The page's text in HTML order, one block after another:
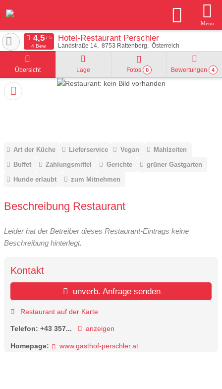
Menu
Hotel-Restaurant Perschler
Landstraße 14 8753 Rattenberg Österreich
4 Bew.
Übersicht Lage Fotos 0 Bewertungen 4
Art der Küche Lieferservice Vegan
Mahlzeiten
Buffet
Zahlungsmittel Gerichte
grüner Gastgarten
Hunde erlaubt
zum Mitnehmen
Beschreibung Restaurant
Leider hat der Betreiber dieses Restaurant-Eintrags keine
Beschreibung hinterlegt.
Kontakt
unverb. Anfrage senden
Restaurant auf der Karte
Telefon: +43 357... anzeigen
Homepage: www.gasthof-perschler.at